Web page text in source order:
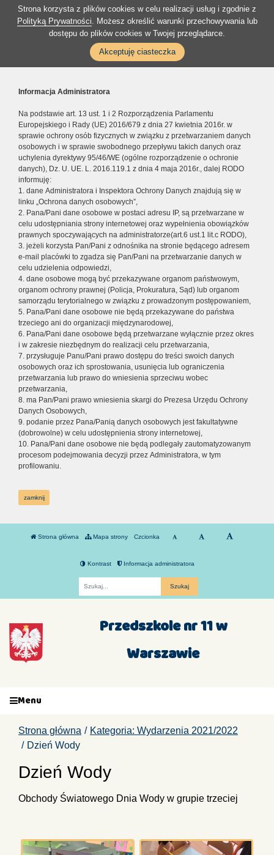
Strona korzysta z plików cookies w celu realizacji usług i zgodnie z
Polityką Prywatności. Możesz określić warunki przechowywania lub
dostępu do plików cookies w Twojej przeglądarce.
Akceptuję ciasteczka
Informacja Administratora
Na podstawie art. 13 ust. 1 i 2 Rozporządzenia Parlamentu
Europejskiego i Rady (UE) 2016/679 z dnia 27 kwietnia 2016r. w
sprawie ochrony osób fizycznych w związku z przetwarzaniem danych
osobowych i w sprawie swobodnego przepływu takich danych oraz
uchylenia dyrektywy 95/46/WE (ogólne rozporządzenie o ochronie
danych), Dz. U. UE. L. 2016.119.1 z dnia 4 maja 2016r., dalej RODO
informuję:
1. dane Administratora i Inspektora Ochrony Danych znajdują się w
linku „Ochrona danych osobowych”,
2. Pana/Pani dane osobowe w postaci adresu IP, są przetwarzane w
celu udostępniania strony internetowej oraz wypełnienia obowiązków
prawnych spoczywających na administratorze(art.6 ust.1 lit.c RODO),
3. jeżeli korzysta Pan/Pani z odnośnika na stronie będącego adresem
e-mail placówki to zgadza się Pan/Pani na przetwarzanie danych w
celu udzielenia odpowiedzi,
4. dane osobowe mogą być przekazywane organom państwowym,
organom ochrony prawnej (Policja, Prokuratura, Sąd) lub organom
samorządu terytorialnego w związku z prowadzonym postępowaniem,
5. Pana/Pani dane osobowe nie będą przekazywane do państwa
trzeciego ani do organizacji międzynarodowej,
6. Pana/Pani dane osobowe będą przetwarzane wyłącznie przez okres
i w zakresie niezbędnym do realizacji celu przetwarzania,
7. przysługuje Panu/Pani prawo dostępu do treści swoich danych
osobowych oraz ich sprostowania, usunięcia lub ograniczenia
przetwarzania lub prawo do wniesienia sprzeciwu wobec
przetwarzania,
8. ma Pan/Pani prawo wniesienia skargi do Prezesa Urzędu Ochrony
Danych Osobowych,
9. podanie przez Pana/Panią danych osobowych jest fakultatywne
(dobrowolne) w celu udostępnienia strony internetowej,
10. Pana/Pani dane osobowe nie będą podlegały zautomatyzowanym
procesom podejmowania decyzji przez Administratora, w tym
profilowaniu.
zamknij
Strona główna Mapa strony Czcionka
Kontrast Informacja administratora
Przedszkole nr 11 w
Warszawie
Menu
Strona główna
Kategoria: Wydarzenia 2021/2022
Dzień Wody
Dzień Wody
Obchody Światowego Dnia Wody w grupie trzeciej